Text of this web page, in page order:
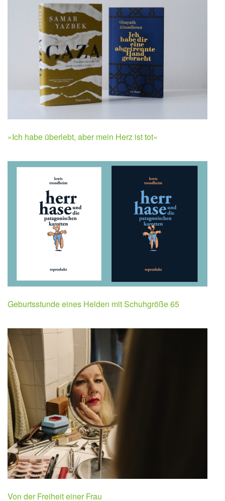
»Ich habe überlebt, aber mein Herz ist tot«
Geburtsstunde eines Helden mit Schuhgröße 65
Von der Freiheit einer Frau